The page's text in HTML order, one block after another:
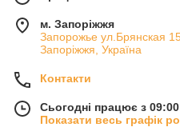
м. Запоріжжя
Запорожье ул.Брянская
Запоріжжя, Україна
Контакти
Сьогодні працює з
Показати весь графік